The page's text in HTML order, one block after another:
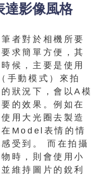
達影像風格
者對於相機所要
求簡單方便，其
候，主要是使用
手動模式）來拍
狀況下，會以A模
的效果。例如在
用大光圈去製造
Model表情的情
受到。 而在拍攝
時，則會使用小
維持圖片的銳利